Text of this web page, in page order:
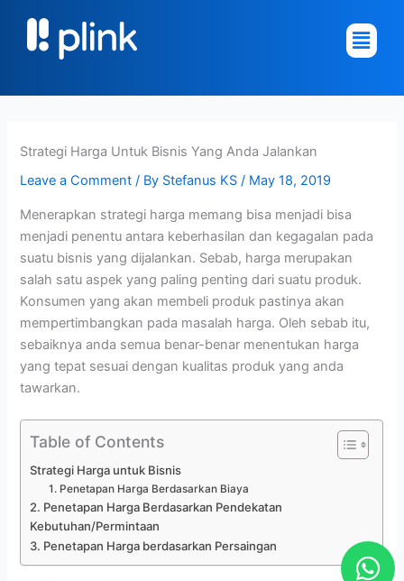
content
Main
Menu
Strategi Harga Untuk Bisnis Yang Anda Jalankan
Leave a Comment / By Stefanus KS/ May 18, 2019
Menerapkan strategi harga memang bisa menjadi bisa
menjadi penentu antara keberhasilan dan kegagalan pada
suatu bisnis yang dijalankan. Sebab, harga merupakan
salah satu aspek yang paling penting dari suatu produk.
Konsumen yang akan membeli produk pastinya akan
mempertimbangkan pada masalah harga. Oleh sebab itu,
sebaiknya anda semua benar-benar menentukan harga
yang tepat sesuai dengan kualitas produk yang anda
tawarkan.
Table of Contents
Strategi Harga untuk Bisnis
1. Penetapan Harga Berdasarkan Biaya
2. Penetapan Harga Berdasarkan Pendekatan
Kebutuhan/Permintaan
3. Penetapan Harga berdasarkan Persaingan
W